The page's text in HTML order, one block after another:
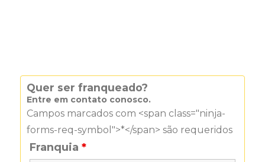
Quer ser franqueado?
Entre em contato conosco.
Campos marcados com <span class="ninja-
forms-req-symbol">*</span> são requeridos
Franquia*